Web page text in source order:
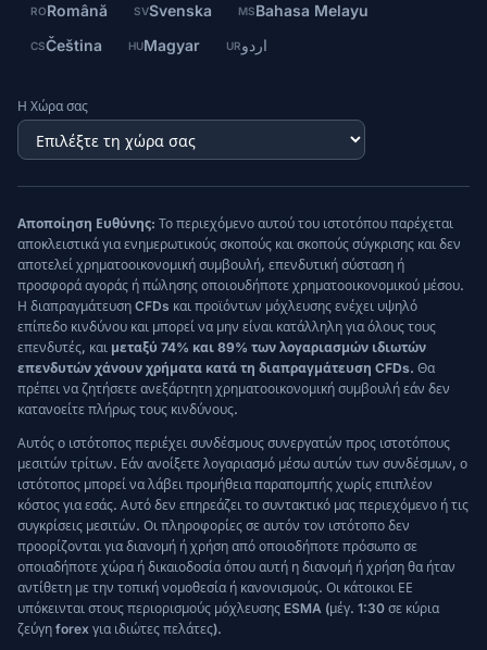
RORomână SVSvenska MSBahasa Melayu
CSČeština HUMagyar URاردو
Η Χώρα σας
Αποποίηση Ευθύνης: Το περιεχόμενο αυτού του ιστοτόπου παρέχεται
αποκλειστικά για ενημερωτικούς σκοπούς και σκοπούς σύγκρισης και δεν
αποτελεί χρηματοοικονομική συμβουλή, επενδυτική σύσταση ή
προσφορά αγοράς ή πώλησης οποιουδήποτε χρηματοοικονομικού μέσου.
Η διαπραγμάτευση CFDs και προϊόντων μόχλευσης ενέχει υψηλό
επίπεδο κινδύνου και μπορεί να μην είναι κατάλληλη για όλους τους
επενδυτές, και μεταξύ 74% και 89% των λογαριασμών ιδιωτών
επενδυτών χάνουν χρήματα κατά τη διαπραγμάτευση CFDs. Θα
πρέπει να ζητήσετε ανεξάρτητη χρηματοοικονομική συμβουλή εάν δεν
κατανοείτε πλήρως τους κινδύνους.
Αυτός ο ιστότοπος περιέχει συνδέσμους συνεργατών προς ιστοτόπους
μεσιτών τρίτων. Εάν ανοίξετε λογαριασμό μέσω αυτών των συνδέσμων, ο
ιστότοπος μπορεί να λάβει προμήθεια παραπομπής χωρίς επιπλέον
κόστος για εσάς. Αυτό δεν επηρεάζει το συντακτικό μας περιεχόμενο ή τις
συγκρίσεις μεσιτών. Οι πληροφορίες σε αυτόν τον ιστότοπο δεν
προορίζονται για διανομή ή χρήση από οποιοδήποτε πρόσωπο σε
οποιαδήποτε χώρα ή δικαιοδοσία όπου αυτή η διανομή ή χρήση θα ήταν
αντίθετη με την τοπική νομοθεσία ή κανονισμούς. Οι κάτοικοι ΕΕ
υπόκεινται στους περιορισμούς μόχλευσης ESMA (μέγ. 1:30 σε κύρια
ζεύγη forex για ιδιώτες πελάτες).